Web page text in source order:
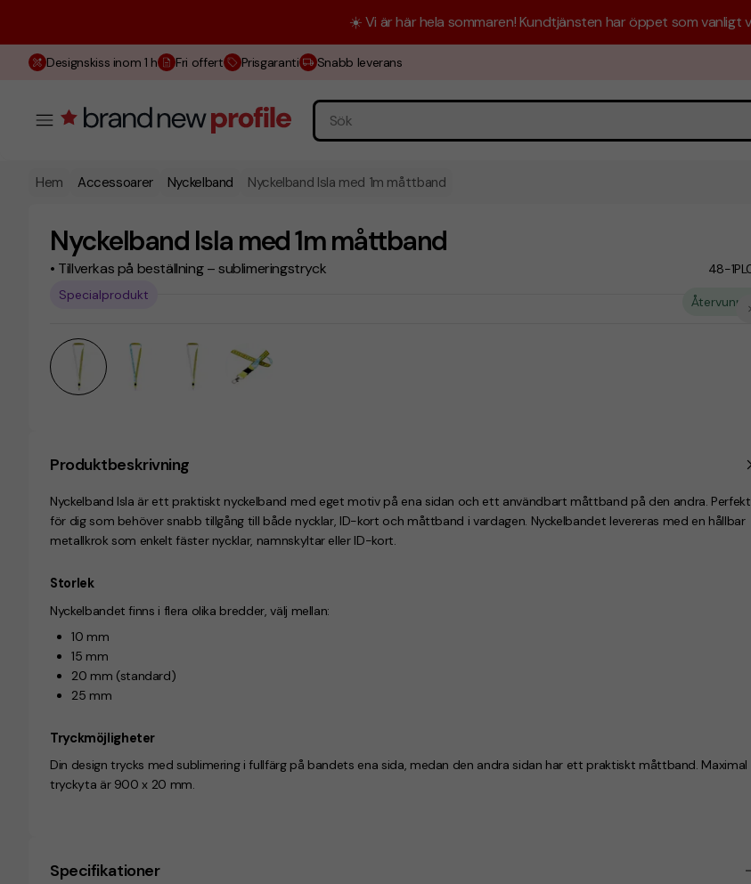
☀️ Vi är här hela sommaren! Kundtjänsten har öppet som vanligt
Designskiss inom 1 h Fri offert Prisgaranti Snabb leverans
Hem Accessoarer Nyckelband Nyckelband Isla med 1m måttband
Nyckelband Isla med 1m måttband
• Tillverkas på beställning – sublimeringstryck 48-
Återvunnet
Specialprodukt
Produktbeskrivning
Nyckelband Isla är ett praktiskt nyckelband med eget motiv på ena sidan och ett användbart måttband på den andra. Perfekt
för dig som behöver snabb tillgång till både nycklar, ID-kort och måttband i vardagen. Nyckelbandet levereras med en hållbar
metallkrok som enkelt fäster nycklar, namnskyltar eller ID-kort.
Storlek
Nyckelbandet finns i flera olika bredder, välj mellan:
10 mm
15 mm
20 mm (standard)
25 mm
Tryckmöjligheter
Din design trycks med sublimering i fullfärg på bandets ena sida, medan den andra sidan har ett praktiskt måttband. Maximal
tryckyta är 900 x 20 mm.
Specifikationer